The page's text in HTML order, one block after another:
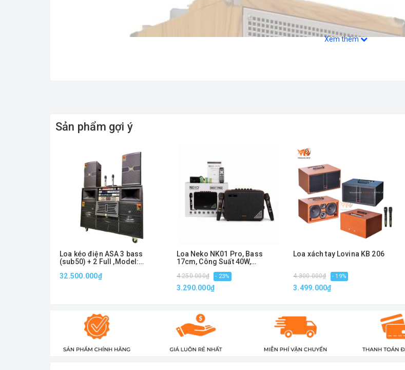
Xem thêm
Sản phẩm gợi ý
Loa kéo điện ASA 3 bass
(sub50) + 2 Full ,Model:
32.500.000₫
Loa Neko NK01 Pro, Bass
17cm, Công Suất 40W,
4.250.000₫ - 23%
3.290.000₫
Loa xách tay Lovina KB 206
4.300.000₫ - 19%
3.499.000₫